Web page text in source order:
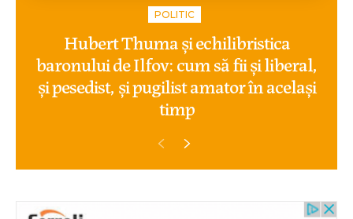
POLITIC
Hubert Thuma și echilibristica
baronului de Ilfov: cum să fii și liberal,
și pesedist, și pugilist amator în același
timp